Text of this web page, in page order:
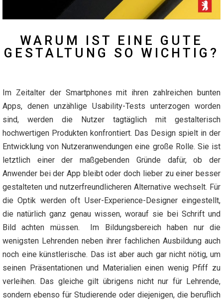
WARUM IST EINE GUTE
GESTALTUNG SO WICHTIG?
Im Zeitalter der Smartphones mit ihren zahlreichen bunten
Apps, denen unzählige Usability-Tests unterzogen worden
sind, werden die Nutzer tagtäglich mit gestalterisch
hochwertigen Produkten konfrontiert. Das Design spielt in der
Entwicklung von Nutzeranwendungen eine große Rolle. Sie ist
letztlich einer der maßgebenden Gründe dafür, ob der
Anwender bei der App bleibt oder doch lieber zu einer besser
gestalteten und nutzerfreundlicheren Alternative wechselt. Für
die Optik werden oft User-Experience-Designer eingestellt,
die natürlich ganz genau wissen, worauf sie bei Schrift und
Bild achten müssen. Im Bildungsbereich haben nur die
wenigsten Lehrenden neben ihrer fachlichen Ausbildung auch
noch eine künstlerische. Das ist aber auch gar nicht nötig, um
seinen Präsentationen und Materialien einen wenig Pfiff zu
verleihen. Das gleiche gilt übrigens nicht nur für Lehrende,
sondern ebenso für Studierende oder diejenigen, die beruflich